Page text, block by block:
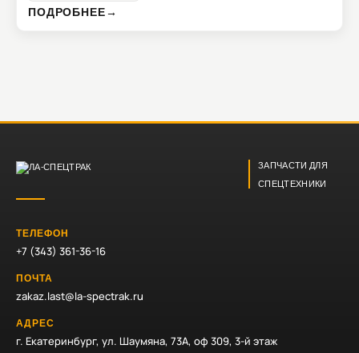
ПОДРОБНЕЕ→
ЗАПЧАСТИ ДЛЯ
СПЕЦТЕХНИКИ
ТЕЛЕФОН
+7 (343) 361-36-16
ПОЧТА
zakaz.last@la-spectrak.ru
АДРЕС
г. Екатеринбург, ул. Шаумяна, 73А, оф 309, 3-й этаж